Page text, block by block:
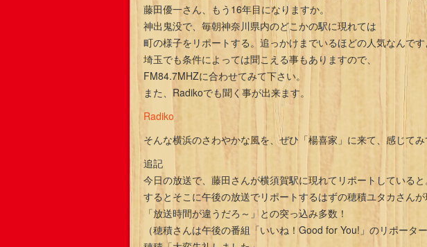
藤田優一さん、もう16年目になりますか。
神出鬼没で、毎朝神奈川県内のどこかの駅に現れては
町の様子をリポートする。追っかけまでいるほどの人気なんです
埼玉でも条件によっては聞こえる事もありますので、
FM84.7MHZに合わせてみて下さい。
また、Radikoでも聞く事が出来ます。
Radiko
そんな横浜のさわやかな風を、ぜひ「楊喜家」に来て、感じてみ
追記
今日の放送で、藤田さんが横須賀駅に現れてリポートしていると
するとそこに午後の放送でリポートするはずの穂積ユタカさんが
「放送時間が違うだろ～」との突っ込み多数！
（穂積さんは午後の番組「いいね！Good for You!」のリポーター